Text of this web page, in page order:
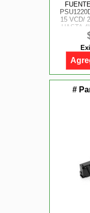
15 VCD/
HASTA
CANAL/
RUIDO
#